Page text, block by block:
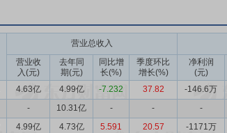
营业总收入
营业收
入(元)
去年同
期(元)
同比增
长(%)
季度环比
增长(%)
净利润
(元)
4.63亿 4.99亿 -7.232 37.82 -146.6万
- 10.31亿 - - -
4.99亿 4.73亿 5.591 20.57 -1171万